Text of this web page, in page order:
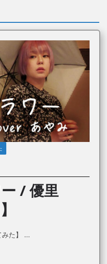
/ 優里
た】